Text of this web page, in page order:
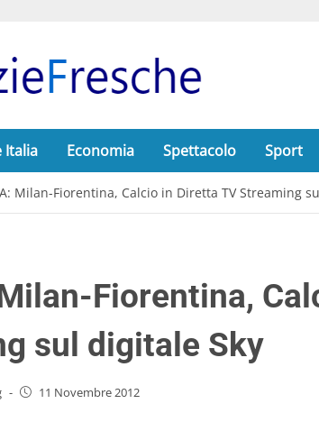
Italia Economia Spettacolo Sport
Milan-Fiorentina, Calcio in Diretta TV Streaming
Fiorentina,
sul digitale Sky
- 11 Novembre 2012